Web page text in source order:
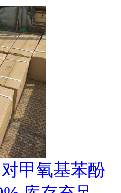
甲氧基苯酚